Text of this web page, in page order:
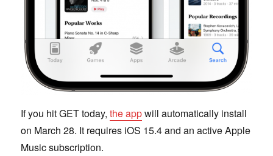
If you hit GET today,the appwill automatically install
on March 28. It requires iOS 15.4 and an active Apple
Music subscription.